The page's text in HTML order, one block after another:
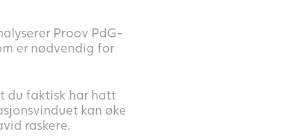
Proov PdG-
er nødvendig for
du faktisk har hatt
kan øke
raskere.